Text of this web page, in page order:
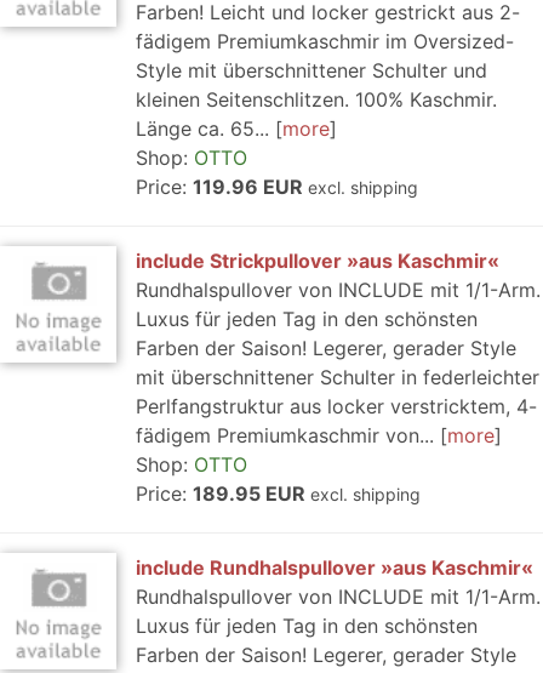
Farben! Leicht und locker gestrickt aus 2-
fädigem Premiumkaschmir im Oversized-
Style mit überschnittener Schulter und
kleinen Seitenschlitzen. 100% Kaschmir.
Länge ca. 65...
more
Shop: OTTO
Price: 119.96 EUR excl. shipping
include Strickpullover »aus Kaschmir«
Rundhalspullover von INCLUDE mit 1/1-Arm.
Luxus für jeden Tag in den schönsten
Farben der Saison! Legerer, gerader Style
mit überschnittener Schulter in federleichter
Perlfangstruktur aus locker verstricktem, 4-
fädigem Premiumkaschmir von...
more
Shop: OTTO
Price: 189.95 EUR excl. shipping
include Rundhalspullover »aus Kaschmir«
Rundhalspullover von INCLUDE mit 1/1-Arm.
Luxus für jeden Tag in den schönsten
Farben der Saison! Legerer, gerader Style